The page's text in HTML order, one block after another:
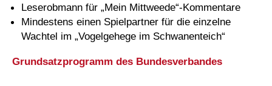
Leserobmann für „Mein Mittweede“-Kommentare
Mindestens einen Spielpartner für die einzelne
Wachtel im „Vogelgehege im Schwanenteich“
Grundsatzprogramm des Bundesverbandes